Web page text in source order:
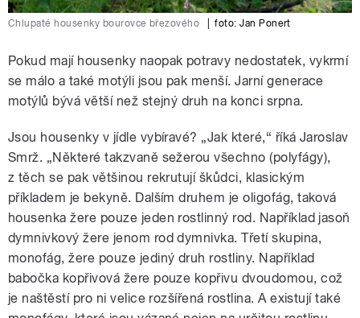
Chlupaté housenky bourovce březového foto:Jan Ponert
Pokud mají housenky naopak potravy nedostatek, vykrmí
se málo a také motýli jsou pak menší. Jarní generace
motýlů bývá větší než stejný druh na konci srpna.
Jsou housenky v jídle vybíravé? „Jak které,“ říká Jaroslav
Smrž. „Některé takzvaně sežerou všechno (polyfágy),
z těch se pak většinou rekrutují škůdci, klasickým
příkladem je bekyně. Dalším druhem je oligofág, taková
housenka žere pouze jeden rostlinný rod. Například jasoň
dymnivkový žere jenom rod dymnivka. Třetí skupina,
monofág, žere pouze jediný druh rostliny. Například
babočka kopřivová žere pouze kopřivu dvoudomou, což
je naštěstí pro ni velice rozšířená rostlina. A existují také